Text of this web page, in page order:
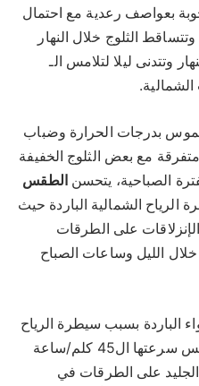
بعواصف رعدية مع احتمال
الثلوج خلال النهار
متر خلال النهار وتتدنى ليلا لتلامس الـ
بدرجات الحرارة وضباب
مع بعض الثلوج الخفيفة
الطقس
الرياح الشمالية الباردة حيث
على الطرقات
والجبلية فوق 1000 متر خلال الليل وساعات الصباح
الباردة بسبب سيطرة الرياح
الشمالية والتي تنشط أحياناً لتلامس سرعتها ال45 كلم/ساعة
على الطرقات في